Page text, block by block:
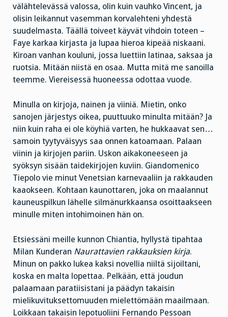
välähtelevässä valossa, olin kuin vauhko Vincent, ja
olisin leikannut vasemman korvalehteni yhdestä
suudelmasta. Täällä toiveet käyvät vihdoin toteen –
Faye karkaa kirjasta ja lupaa hieroa kipeää niskaani.
Kiroan vanhan kouluni, jossa luettiin latinaa, saksaa ja
ruotsia. Mitään niistä en osaa. Mutta mitä me sanoilla
teemme. Viereisessä huoneessa odottaa vuode.
Minulla on kirjoja, nainen ja viiniä. Mietin, onko
sanojen järjestys oikea, puuttuuko minulta mitään? Ja
niin kuin raha ei ole köyhiä varten, he hukkaavat sen…
samoin tyytyväisyys saa onnen katoamaan. Palaan
viinin ja kirjojen pariin. Uskon aikakoneeseen ja
syöksyn sisään taidekirjojen kuviin. Giandomenico
Tiepolo vie minut Venetsian karnevaaliin ja rakkauden
kaaokseen. Kohtaan kaunottaren, joka on maalannut
kauneuspilkun lähelle silmänurkkaansa osoittaakseen
minulle miten intohimoinen hän on.
Etsiessäni meille kunnon Chiantia, hyllystä tipahtaa
Milan Kunderan Naurattavien rakkauksien kirja.
Minun on pakko lukea kaksi novellia niiltä sijoiltani,
koska en malta lopettaa. Pelkään, että joudun
palaamaan paratiisistani ja päädyn takaisin
mielikuvituksettomuuden mielettömään maailmaan.
Loikkaan takaisin lepotuoliini Fernando Pessoan